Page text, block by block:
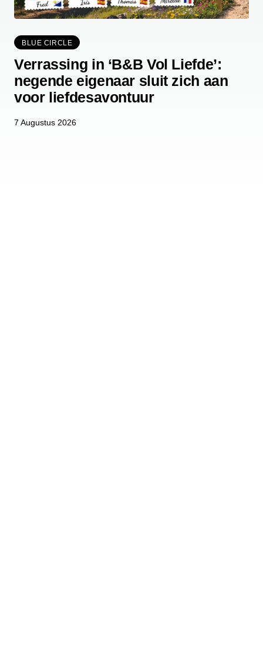
BLUE CIRCLE
Verrassing in ‘B&B Vol Liefde’:
negende eigenaar sluit zich aan
voor liefdesavontuur
7 Augustus 2026